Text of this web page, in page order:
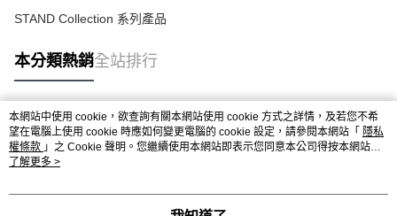
STAND Collection 系列產品
本分類熱銷全站排行
熱門標籤
本網站中使用 cookie，欲查詢有關本網站使用 cookie 方式之詳情，及若您不希
望在電腦上使用 cookie 時應如何變更電腦的 cookie 設定，請參閱本網站「 隱私
權條款 」之 Cookie 聲明。您繼續使用本網站即表示您同意本公司得按本網站使
用條款之 Cookie 聲明使用 cookie。
了解更多 >